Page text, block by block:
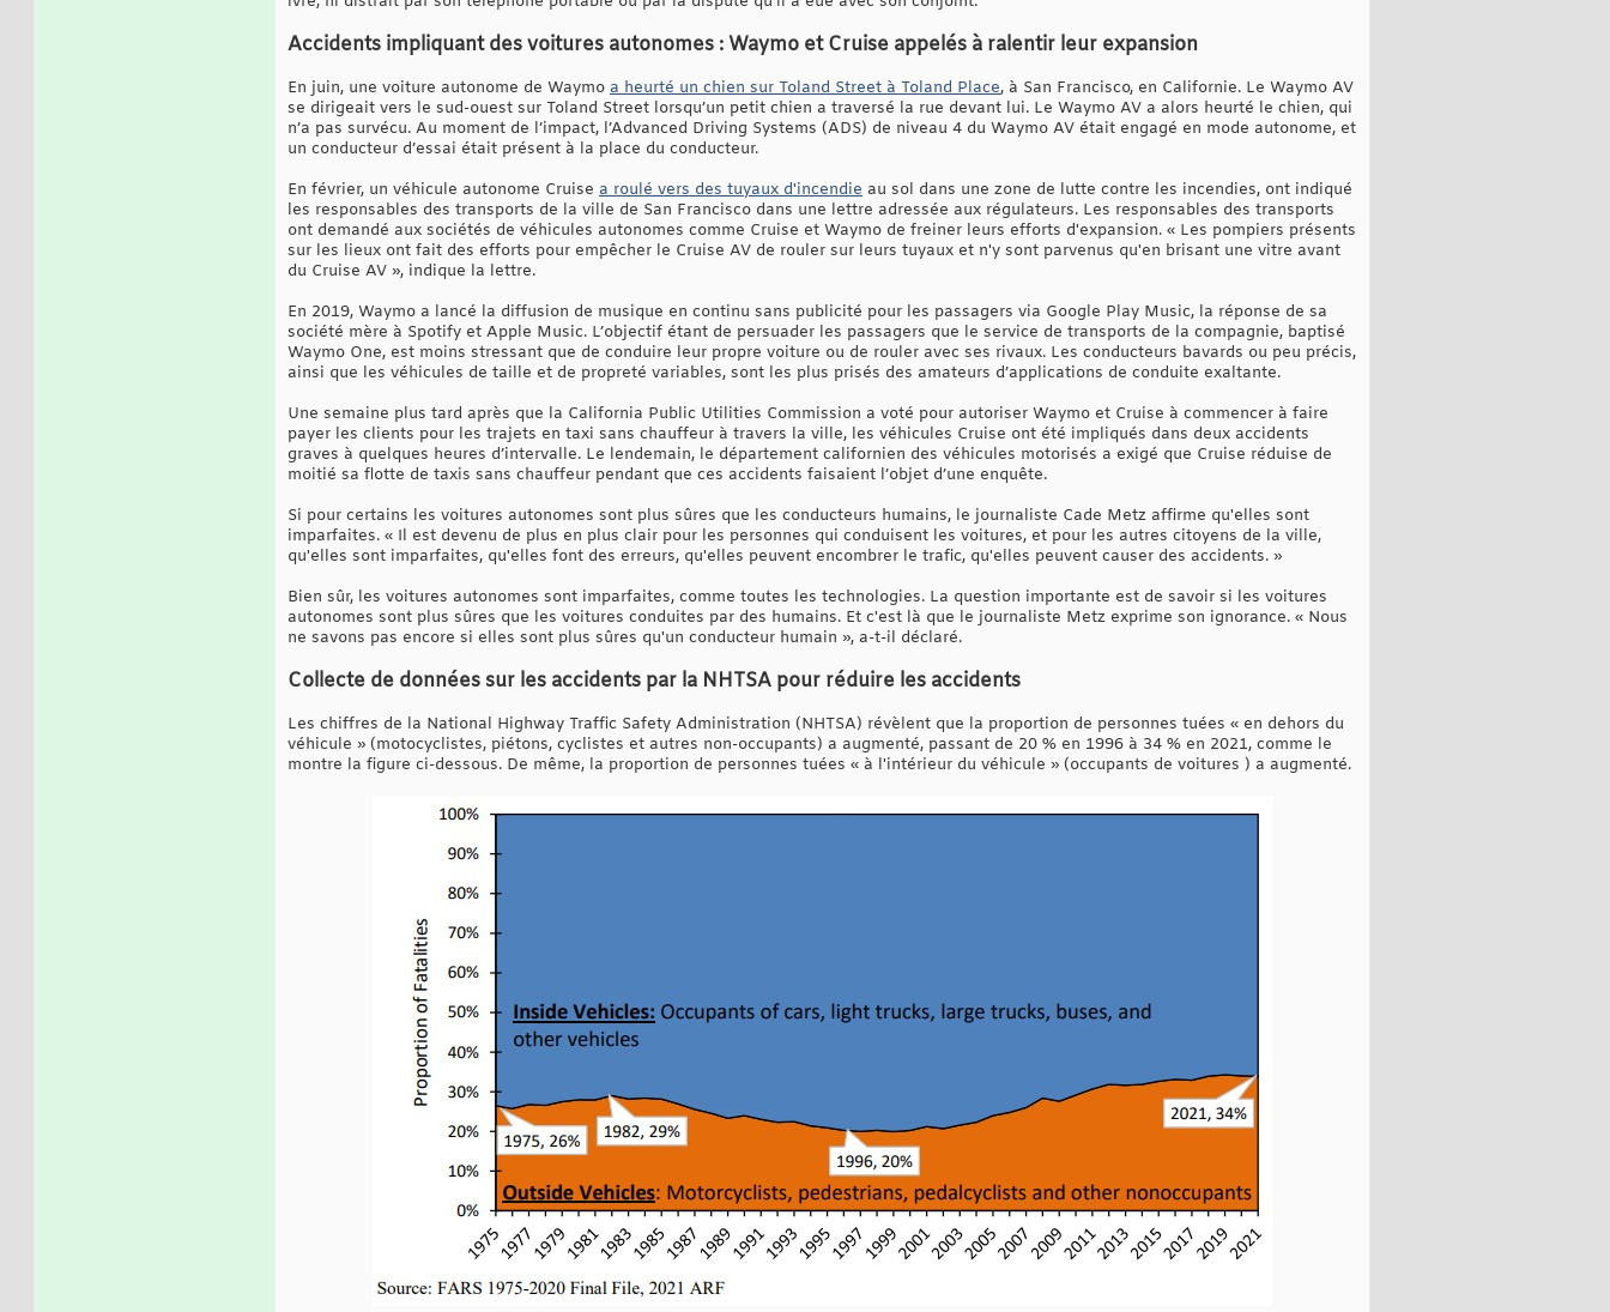
Accidents impliquant des voitures autonomes : Waymo et Cruise appelés à ralentir leur expansion
En juin, une voiture autonome de Waymo a heurté un chien sur Toland Street à Toland Place, à San Francisco, en Californie. Le Waymo AV
se dirigeait vers le sud-ouest sur Toland Street lorsqu’un petit chien a traversé la rue devant lui. Le Waymo AV a alors heurté le chien, qui
n’a pas survécu. Au moment de l’impact, l’Advanced Driving Systems (ADS) de niveau 4 du Waymo AV était engagé en mode autonome, et
un conducteur d’essai était présent à la place du conducteur.
En février, un véhicule autonome Cruise a roulé vers des tuyaux d'incendie au sol dans une zone de lutte contre les incendies, ont indiqué
les responsables des transports de la ville de San Francisco dans une lettre adressée aux régulateurs. Les responsables des transports
ont demandé aux sociétés de véhicules autonomes comme Cruise et Waymo de freiner leurs efforts d'expansion. « Les pompiers présents
sur les lieux ont fait des efforts pour empêcher le Cruise AV de rouler sur leurs tuyaux et n'y sont parvenus qu'en brisant une vitre avant
du Cruise AV », indique la lettre.
En 2019, Waymo a lancé la diffusion de musique en continu sans publicité pour les passagers via Google Play Music, la réponse de sa
société mère à Spotify et Apple Music. L’objectif étant de persuader les passagers que le service de transports de la compagnie, baptisé
Waymo One, est moins stressant que de conduire leur propre voiture ou de rouler avec ses rivaux. Les conducteurs bavards ou peu précis,
ainsi que les véhicules de taille et de propreté variables, sont les plus prisés des amateurs d’applications de conduite exaltante.
Une semaine plus tard après que la California Public Utilities Commission a voté pour autoriser Waymo et Cruise à commencer à faire
payer les clients pour les trajets en taxi sans chauffeur à travers la ville, les véhicules Cruise ont été impliqués dans deux accidents
graves à quelques heures d’intervalle. Le lendemain, le département californien des véhicules motorisés a exigé que Cruise réduise de
moitié sa flotte de taxis sans chauffeur pendant que ces accidents faisaient l’objet d’une enquête.
Si pour certains les voitures autonomes sont plus sûres que les conducteurs humains, le journaliste Cade Metz affirme qu'elles sont
imparfaites. « Il est devenu de plus en plus clair pour les personnes qui conduisent les voitures, et pour les autres citoyens de la ville,
qu'elles sont imparfaites, qu'elles font des erreurs, qu'elles peuvent encombrer le trafic, qu'elles peuvent causer des accidents. »
Bien sûr, les voitures autonomes sont imparfaites, comme toutes les technologies. La question importante est de savoir si les voitures
autonomes sont plus sûres que les voitures conduites par des humains. Et c'est là que le journaliste Metz exprime son ignorance. « Nous
ne savons pas encore si elles sont plus sûres qu'un conducteur humain », a-t-il déclaré.
Collecte de données sur les accidents par la NHTSA pour réduire les accidents
Les chiffres de la National Highway Traffic Safety Administration (NHTSA) révèlent que la proportion de personnes tuées « en dehors du
véhicule » (motocyclistes, piétons, cyclistes et autres non-occupants) a augmenté, passant de 20 % en 1996 à 34 % en 2021, comme le
montre la figure ci-dessous. De même, la proportion de personnes tuées « à l'intérieur du véhicule » (occupants de voitures ) a augmenté.